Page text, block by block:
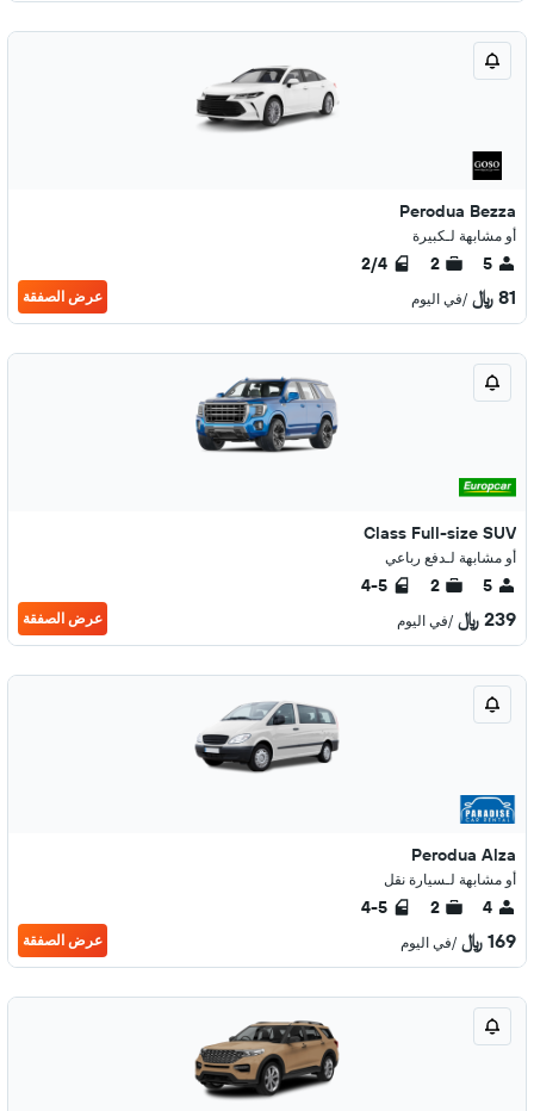
Perodua Bezza
أو مشابهة لـكبيرة
5
2
2/4
81 ﷼ /في اليوم عرض الصفقة
Class Full-size SUV
أو مشابهة لـدفع رباعي
5
2
4-5
239 ﷼ /في اليوم عرض الصفقة
Perodua Alza
أو مشابهة لـسيارة نقل
4
2
4-5
169 ﷼ /في اليوم عرض الصفقة